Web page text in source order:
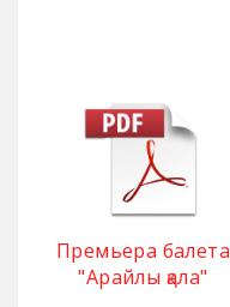
Премьера балета
"Арайлы қала"